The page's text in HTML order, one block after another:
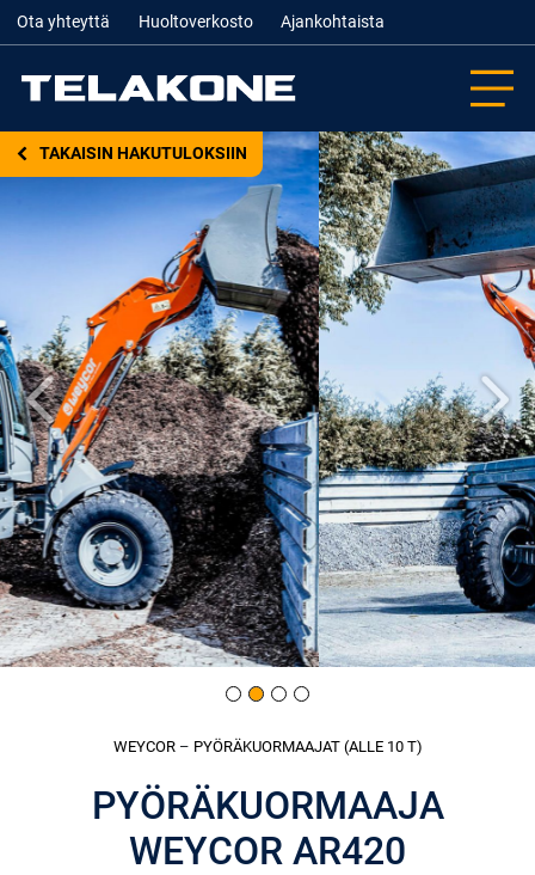
Ota yhteyttä Huoltoverkosto Ajankohtaista
TAKAISIN HAKUTULOKSIIN
Edellinen
WEYCOR– PYÖRÄKUORMAAJAT (ALLE 10 T)
PYÖRÄKUORMAAJA
WEYCOR AR420